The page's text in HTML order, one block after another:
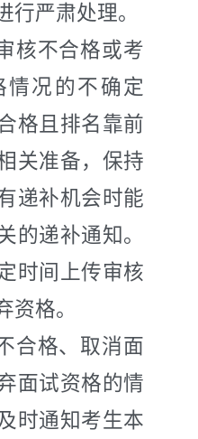
行严肃处理。
核不合格或考
情况的不确定
格且排名靠前
关准备，保持
递补机会时能
的递补通知。
时间上传审核
资格。
合格、取消面
面试资格的情
时通知考生本